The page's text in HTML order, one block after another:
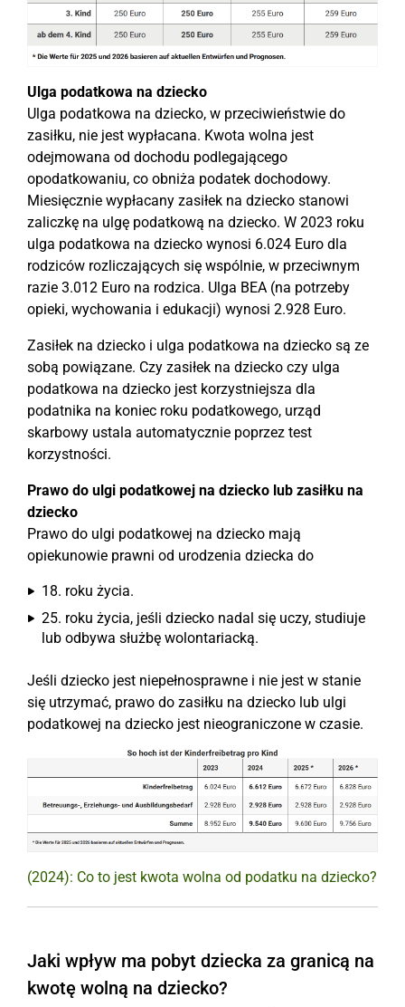
Ulga podatkowa na dziecko
Ulga podatkowa na dziecko, w przeciwieństwie do
zasiłku, nie jest wypłacana. Kwota wolna jest
odejmowana od dochodu podlegającego
opodatkowaniu, co obniża podatek dochodowy.
Miesięcznie wypłacany zasiłek na dziecko stanowi
zaliczkę na ulgę podatkową na dziecko. W 2023 roku
ulga podatkowa na dziecko wynosi 6.024 Euro dla
rodziców rozliczających się wspólnie, w przeciwnym
razie 3.012 Euro na rodzica. Ulga BEA (na potrzeby
opieki, wychowania i edukacji) wynosi 2.928 Euro.
Zasiłek na dziecko i ulga podatkowa na dziecko są ze
sobą powiązane. Czy zasiłek na dziecko czy ulga
podatkowa na dziecko jest korzystniejsza dla
podatnika na koniec roku podatkowego, urząd
skarbowy ustala automatycznie poprzez test
korzystności.
Prawo do ulgi podatkowej na dziecko lub zasiłku na
dziecko
Prawo do ulgi podatkowej na dziecko mają
opiekunowie prawni od urodzenia dziecka do
18. roku życia.
25. roku życia, jeśli dziecko nadal się uczy, studiuje
lub odbywa służbę wolontariacką.
Jeśli dziecko jest niepełnosprawne i nie jest w stanie
się utrzymać, prawo do zasiłku na dziecko lub ulgi
podatkowej na dziecko jest nieograniczone w czasie.
(2024): Co to jest kwota wolna od podatku na dziecko?
Jaki wpływ ma pobyt dziecka za granicą na
kwotę wolną na dziecko?